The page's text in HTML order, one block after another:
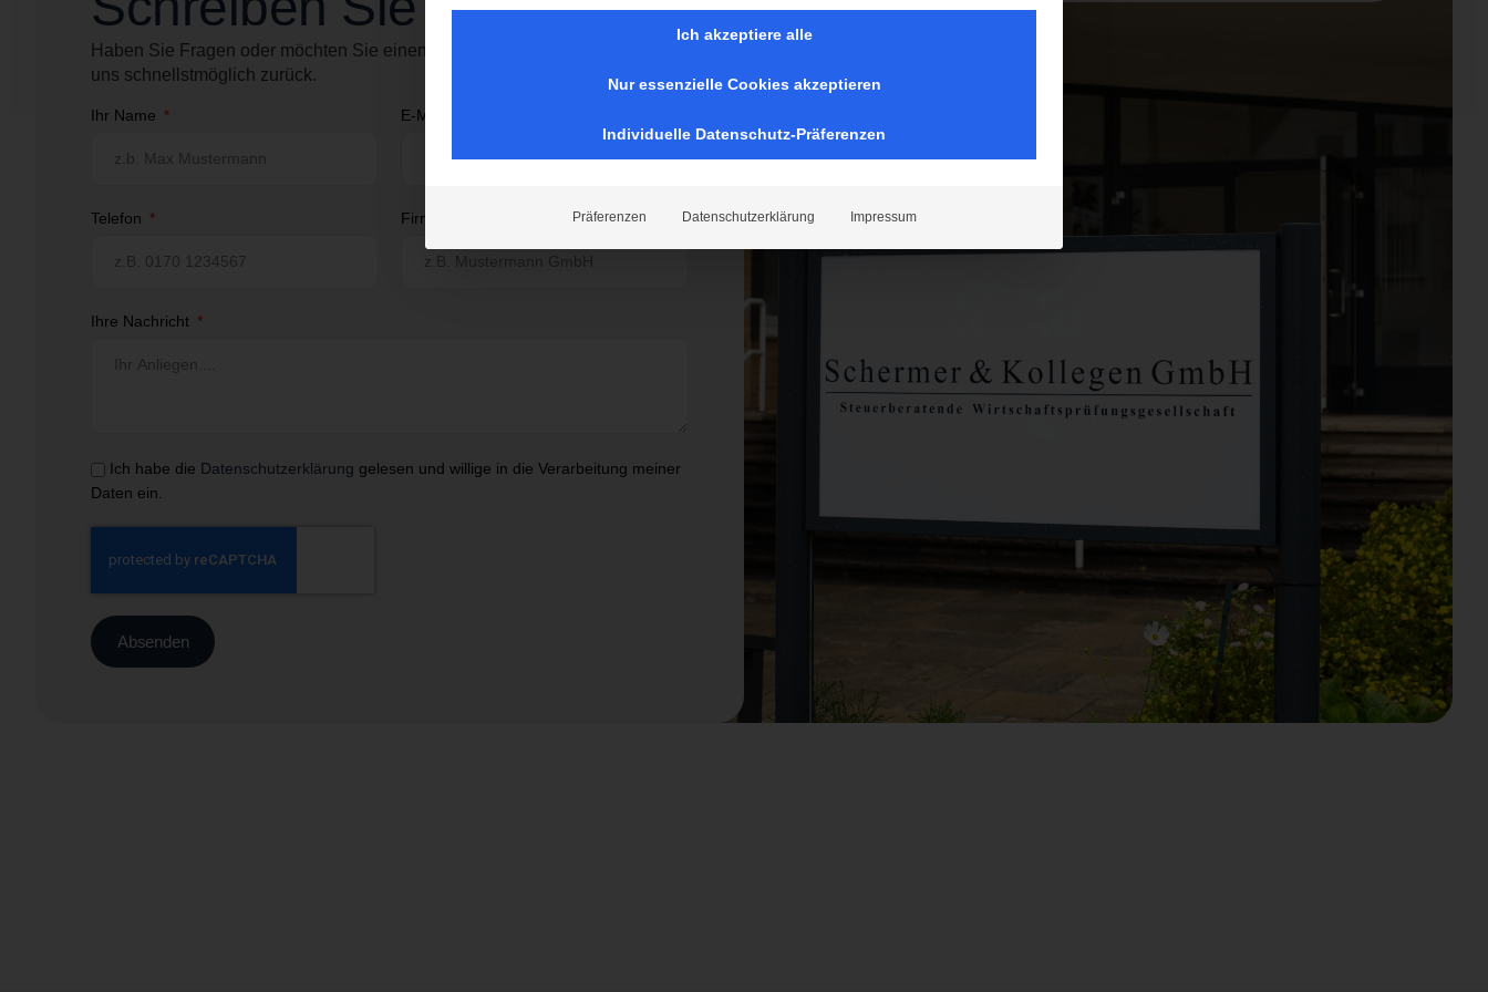
Haben Sie Fragen oder möchten Sie einen Termin vereinbaren? Wir melden
uns schnellstmöglich zurück.
Ihr Name E-Mail
Telefon Firmenname
Ihre Nachricht
Ich habe die Datenschutzerklärung gelesen und willige in die Verarbeitung meiner
Daten ein.
Absenden
Ich akzeptiere alle
Nur essenzielle Cookies akzeptieren
Individuelle Datenschutz-Präferenzen
Präferenzen Datenschutzerklärung Impressum